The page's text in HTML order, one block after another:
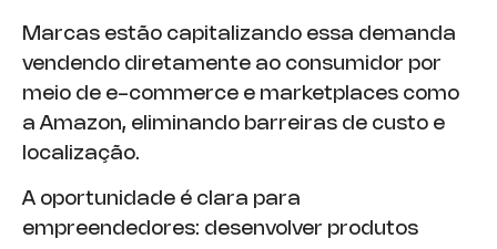
Marcas estão capitalizando essa demanda
vendendo diretamente ao consumidor por
meio de e-commerce e marketplaces como
a Amazon, eliminando barreiras de custo e
localização.
A oportunidade é clara para
empreendedores: desenvolver produtos